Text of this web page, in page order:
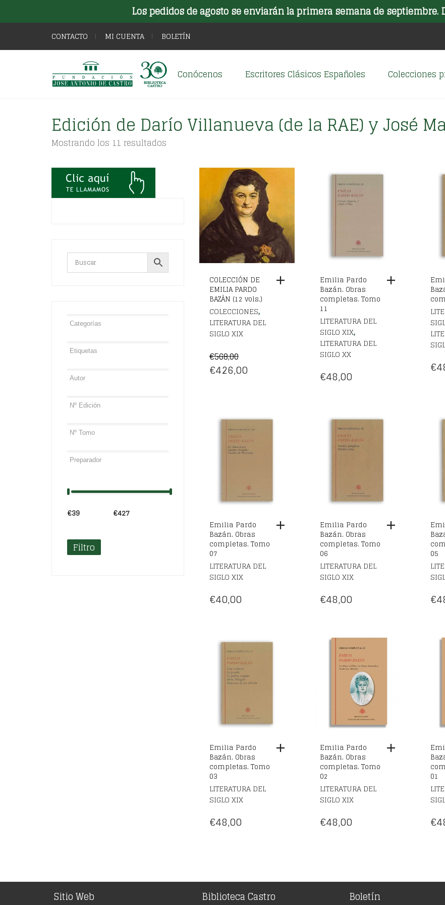
Los pedidos de agosto se enviarán la primera semana de
CONTACTO MI CUENTA BOLETÍN
Conócenos Escritores Clásicos Españoles Colecciones
Edición de Darío Villanueva (de la RAE) y José
Mostrando los 11 resultados
COLECCIÓN DE
EMILIA PARDO
BAZÁN (12 vols.)
COLECCIONES,
LITERATURA DEL
SIGLO XIX
€568,00
EL
€568,00.
€426,00EL
€426,00.
Emilia Pardo
Bazán. Obras
completas. Tomo
11
LITERATURA DEL
SIGLO XIX,
LITERATURA DEL
SIGLO XX
€48,00
€
Emilia Pardo
Bazán. Obras
completas. Tomo
07
LITERATURA DEL
SIGLO XIX
€40,00
Emilia Pardo
Bazán. Obras
completas. Tomo
06
LITERATURA DEL
SIGLO XIX
€48,00
05
€
Emilia Pardo
Bazán. Obras
completas. Tomo
03
LITERATURA DEL
SIGLO XIX
€48,00
Emilia Pardo
Bazán. Obras
completas. Tomo
02
LITERATURA DEL
SIGLO XIX
€48,00
01
€
€39 €427
Filtro
Sitio Web Biblioteca Castro Boletín